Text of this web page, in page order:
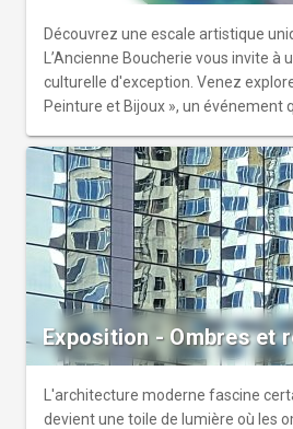
être. D’autres photographies aux
moment partagé en famille au bord
participants à une compétition
photographies en noir et blanc de
indonésiens ou italiens ; les
Découvrez une escale artistique
L’Ancienne Boucherie vous invite
culturelle d'exception. Venez
Peinture et Bijoux », un événement
rencontre artistique est une
s'immerger dans un univers de
commune. Que vous soyez
pièces raffinées, cette exposition
regard.
Exposition - Ombres et
L'architecture moderne fascine
devient une toile de lumière où les